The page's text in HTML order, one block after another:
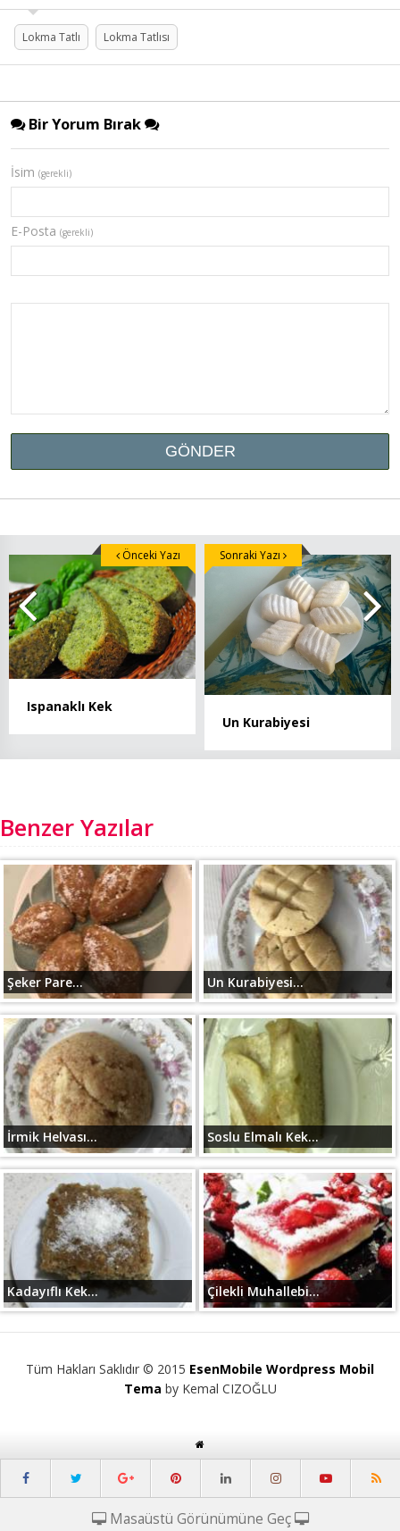
Lokma Tatlı Lokma Tatlısı
Bir Yorum Bırak
İsim (gerekli)
E-Posta (gerekli)
Ispanaklı Kek
Önceki Yazı
Un Kurabiyesi
Sonraki Yazı
Benzer Yazılar
Şeker Pare... Un Kurabiyesi...
İrmik Helvası... Soslu Elmalı Kek...
Kadayıflı Kek... Çilekli Muhallebi...
Tüm Hakları Saklıdır © 2015 EsenMobile Wordpress Mobil
Tema by Kemal CIZOĞLU
Masaüstü Görünümüne Geç